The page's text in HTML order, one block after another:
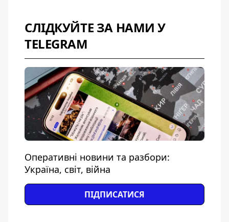
СЛІДКУЙТЕ ЗА НАМИ У
TELEGRAM
Оперативні новини та разбори:
Україна, світ, війна
ПІДПИСАТИСЯ